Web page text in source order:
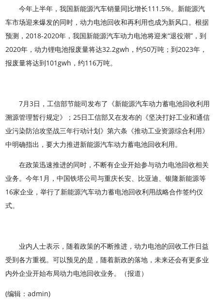
今年上半年，我国新能源汽车销量同比增长111.5%。新能源汽
车市场迎来爆发的同时，动力电池回收和再利用也成为新风口。根据
预测，2018-2020年，我国新能源汽车动力电池将迎来“退役潮”，到
2020年，动力锂电池报废量将达32.2gwh，约50万吨；到2023年，
报废量将达到101gwh，约116万吨。
7月3日，工信部节能司发布了《新能源汽车动力蓄电池回收利用
溯源管理暂行规定》；25日工信部又在发布的《坚决打好工业和通信
业污染防治攻坚战三年行动计划》第六条《推动工业资源综合利用》
中明确指出，要大力推进新能源汽车动力蓄电池回收利用。
在政策迅速推进的同时，不断有企业开始参与动力电池回收相关
业务。今年1月，中国铁塔公司与重庆长安、比亚迪、银隆新能源等
16家企业，举行了新能源汽车动力蓄电池回收利用战略合作签约仪
式。
业内人士表示，随着政策的不断推进，动力电池的回收工作日益
受到各方重视。可以预见的是，随着新政的落地，未来还会有更多业
内外企业开始布局动力电池回收业务。（报道）
(编辑：admin)